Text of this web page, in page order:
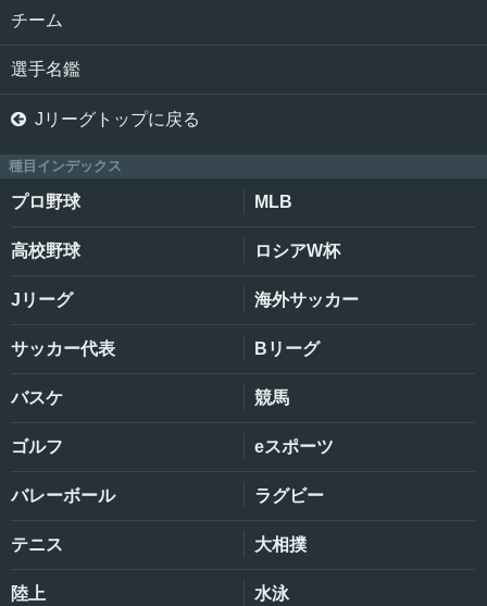
チーム
選手名鑑
 Jリーグトップに戻る
種目インデックス
プロ野球 MLB
高校野球 ロシアW杯
Jリーグ 海外サッカー
サッカー代表 Bリーグ
バスケ 競馬
ゴルフ eスポーツ
バレーボール ラグビー
テニス 大相撲
陸上 水泳